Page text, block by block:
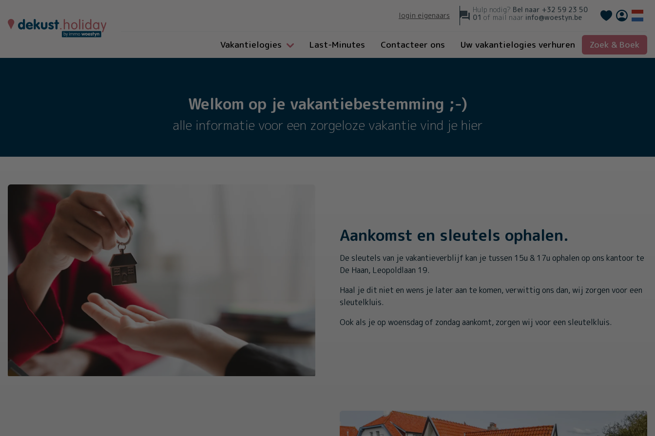
login eigenaars
Hulp nodig? Bel naar +32 59 23 50
01 of mail naar info@woestyn.be
Français
Vakantielogies Last-Minutes Contacteer ons Uw vakantielogies verhuren Zoek & Boek
Welkom op je vakantiebestemming ;-)
alle informatie voor een zorgeloze vakantie vind je hier
Aankomst en sleutels ophalen.
De sleutels van je vakantieverblijf kan je tussen 15u & 17u ophalen op ons kantoor te
De Haan, Leopoldlaan 19.
Haal je dit niet en wens je later aan te komen, verwittig ons dan, wij zorgen voor een
sleutelkluis.
Ook als je op woensdag of zondag aankomt, zorgen wij voor een sleutelkluis.